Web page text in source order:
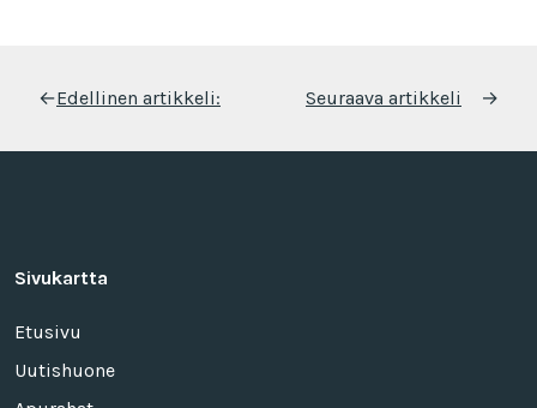
Artikkelien
selaus
←Edellinen artikkeli: →
Seuraava artikkeli
Sivukartta
Etusivu
Uutishuone